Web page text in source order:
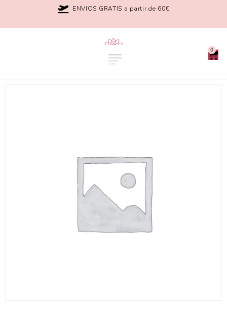
ENVIOS GRATIS a partir de 60€
0